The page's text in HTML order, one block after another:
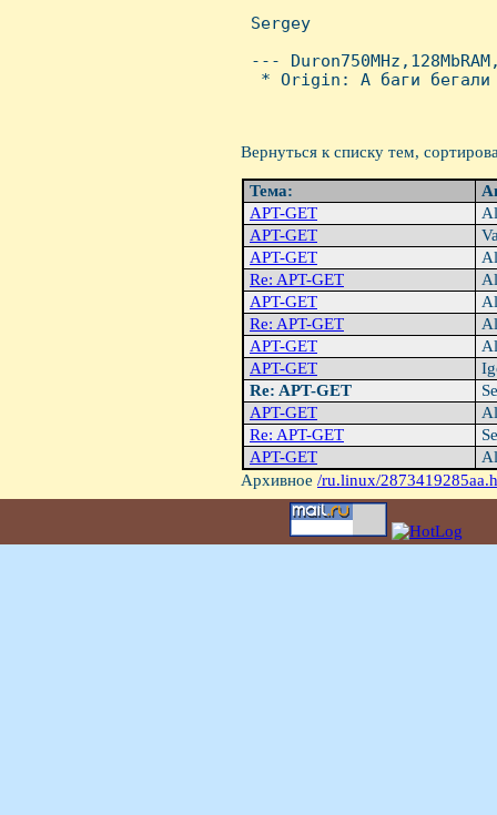
Sergey
---
* Origin: А баги
Вернуться к списку тем,
Тема:
APT-GET
APT-GET
APT-GET
Re: APT-GET
APT-GET
Re: APT-GET
APT-GET
APT-GET
Re: APT-GET
APT-GET
Re: APT-GET
APT-GET
Архивное /ru.linux/